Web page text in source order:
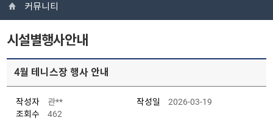
커뮤니티
시설별행사안내
4월 테니스장 행사 안내
작성자 관** 작성일
2026-03-19
조회수
462